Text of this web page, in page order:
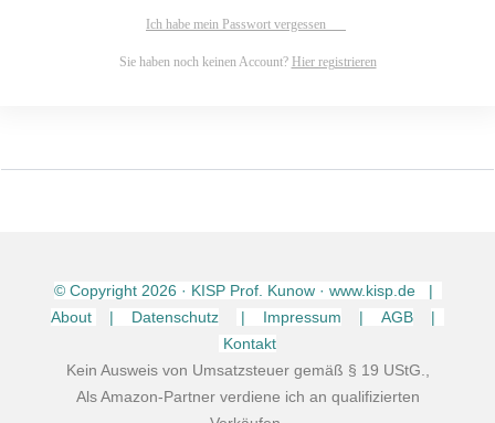
Ich habe mein Passwort vergessen
Sie haben noch keinen Account? Hier registrieren
© Copyright 2026 · KISP Prof. Kunow · www.kisp.de |
About
| Datenschutz | Impressum | AGB
|
Kontakt
Kein Ausweis von Umsatzsteuer gemäß § 19 UStG.,
Als Amazon-Partner verdiene ich an qualifizierten